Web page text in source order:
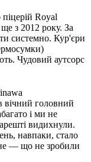
Royal
з 2012 року. За
системно. Кур'єри
Чудовий аутсорс
вічний головний
і ми не
видихнули.
навпаки, стало
— що не зробили